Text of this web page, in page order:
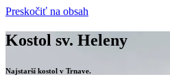
Preskočiť na obsah
Kostol sv. Heleny
Najstarší kostol v Trnave.